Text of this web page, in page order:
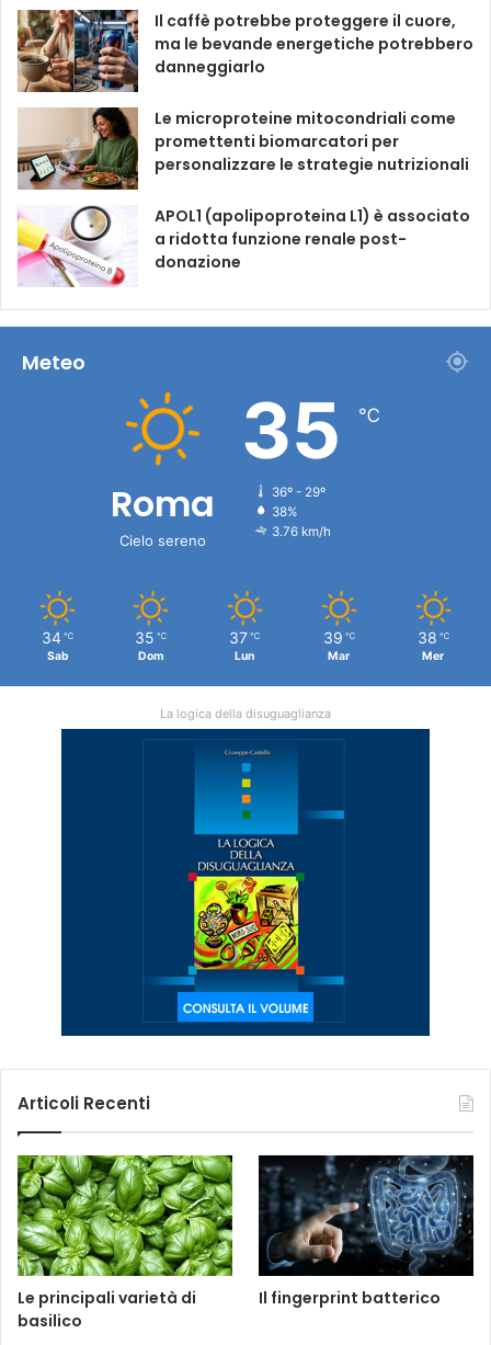
Il caffè potrebbe proteggere il cuore,
ma le bevande energetiche potrebbero
danneggiarlo
Le microproteine ​​mitocondriali come
promettenti biomarcatori per
personalizzare le strategie nutrizionali
APOL1 (apolipoproteina L1) è associato
a ridotta funzione renale post-
donazione
Meteo
Roma
Cielo sereno
35 ℃
36º - 29º
38%
3.76 km/h
34 ℃
Sab
35 ℃
Dom
37 ℃
Lun
39 ℃
Mar
38 ℃
Mer
La logica della disuguaglianza
Articoli Recenti
Le principali varietà di
basilico
Il fingerprint batterico